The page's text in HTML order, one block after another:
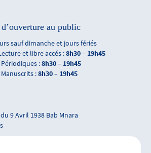
au public
sauf dimanche et jours fériés
et libre accés :8h30 – 19h45
:8h30 – 19h45
:8h30 – 19h45
9 Avril 1938 Bab Mnara